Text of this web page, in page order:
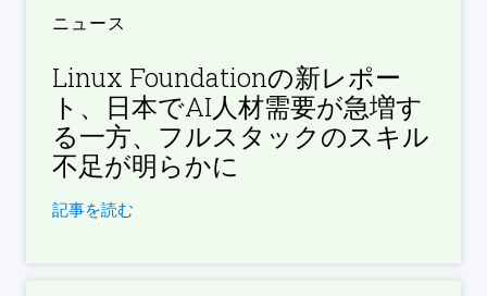
ニュース
Linux Foundationの新レポー
ト、日本でAI人材需要が急増す
る一方、フルスタックのスキル
不足が明らかに
記事を読む